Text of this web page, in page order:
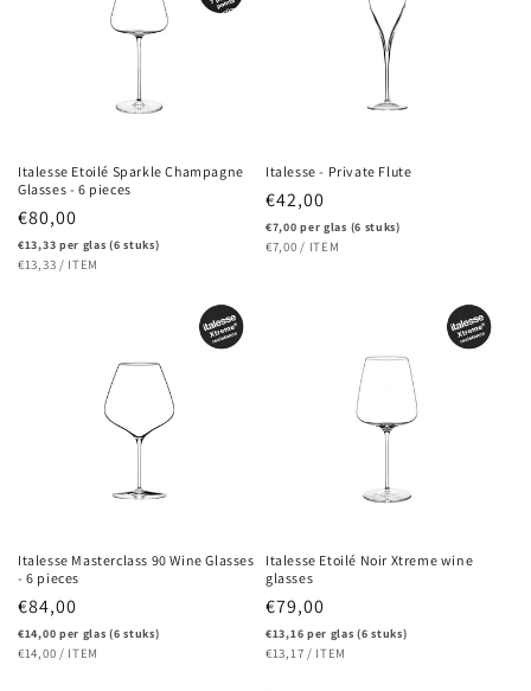
Italesse Etoilé Sparkle Champagne
Glasses - 6 pieces
Regular
price
€80,00
€13,33 per glas (6 stuks)
UNIT
€13,33 / PER
ITEM
Italesse - Private Flute
Regular
price
€42,00
€7,00 per glas (6 stuks)
UNIT
€7,00 / PER
ITEM
Italesse Masterclass 90 Wine Glasses
- 6 pieces
Regular
price
€84,00
€14,00 per glas (6 stuks)
UNIT
€14,00 / PER
ITEM
Italesse Etoilé Noir Xtreme wine
glasses
Regular
price
€79,00
€13,16 per glas (6 stuks)
UNIT
€13,17 / PER
ITEM